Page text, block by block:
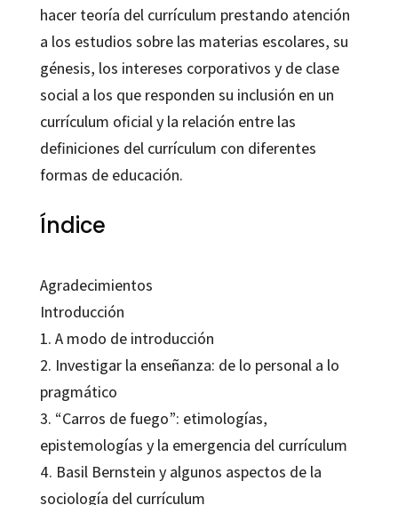
hacer teoría del currículum prestando atención
a los estudios sobre las materias escolares, su
génesis, los intereses corporativos y de clase
social a los que responden su inclusión en un
currículum oficial y la relación entre las
definiciones del currículum con diferentes
formas de educación.
Índice
Agradecimientos
Introducción
1. A modo de introducción
2. Investigar la enseñanza: de lo personal a lo
pragmático
3. “Carros de fuego”: etimologías,
epistemologías y la emergencia del currículum
4. Basil Bernstein y algunos aspectos de la
sociología del currículum